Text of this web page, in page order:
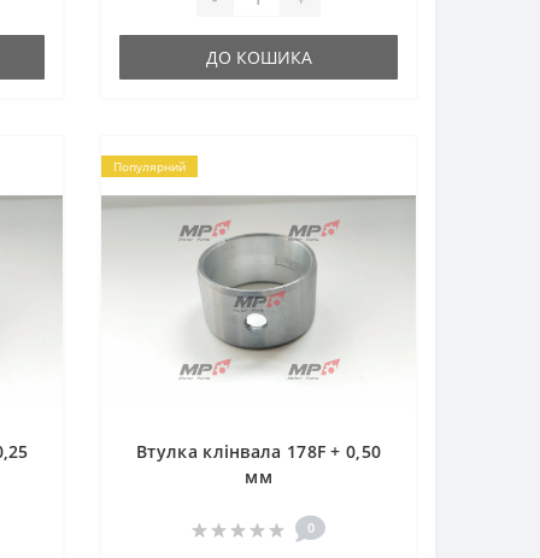
ДО КОШИКА
Популярний
Втулка клінвала 178F + 0,50
мм
0